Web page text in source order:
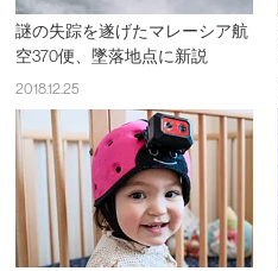
謎の失踪を遂げたマレーシア航
空370便、墜落地点に新説
2018.12.25